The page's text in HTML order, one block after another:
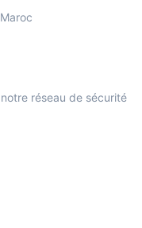
réseau de sécurité